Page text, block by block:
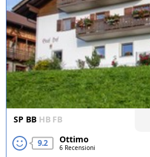
SP BB HB FB
9.2 Ottimo
6 Recensioni